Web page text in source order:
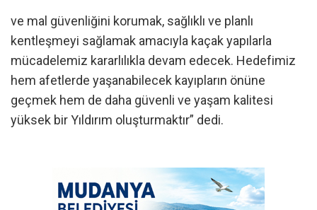
ve mal güvenliğini korumak, sağlıklı ve planlı
kentleşmeyi sağlamak amacıyla kaçak yapılarla
mücadelemiz kararlılıkla devam edecek. Hedefimiz
hem afetlerde yaşanabilecek kayıpların önüne
geçmek hem de daha güvenli ve yaşam kalitesi
yüksek bir Yıldırım oluşturmaktır” dedi.